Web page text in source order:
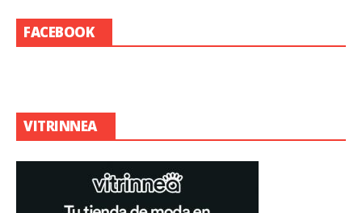
FACEBOOK
VITRINNEA